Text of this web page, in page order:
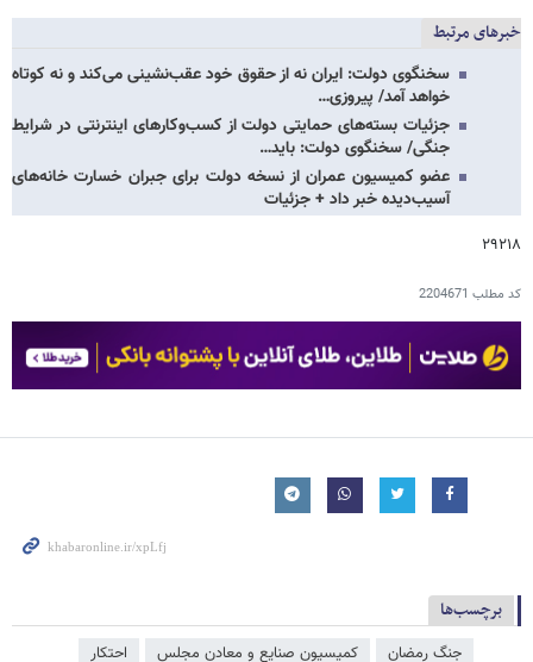
خبرهای مرتبط
سخنگوی دولت: ایران نه از حقوق خود عقب‌نشینی می‌کند و نه کوتاه
خواهد آمد/ پیروزی…
جزئیات بسته‌های حمایتی دولت از کسب‌وکارهای اینترنتی در شرایط
جنگی/ سخنگوی دولت: باید…
عضو کمیسیون عمران از نسخه دولت برای جبران خسارت خانه‌های
آسیب‌دیده خبر داد + جزئیات
۲۹۲۱۸
کد مطلب 2204671
برچسب‌ها
جنگ رمضان کمیسیون صنایع و معادن مجلس احتکار